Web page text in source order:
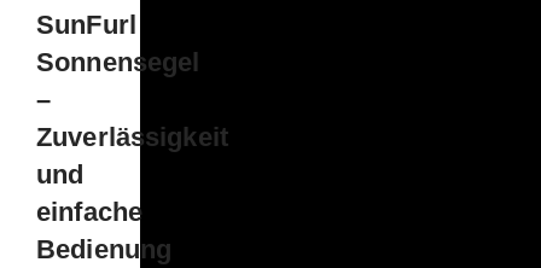
SunFurl
Sonnensegel
–
Zuverlässigkeit
und
einfache
Bedienung